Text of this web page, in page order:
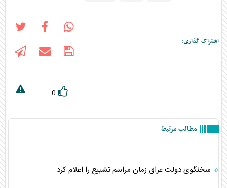
اشتراک گذاری:
0
مطالب مرتبط
سخنگوی دولت عراق زمان مراسم تشییع را اعلام کرد